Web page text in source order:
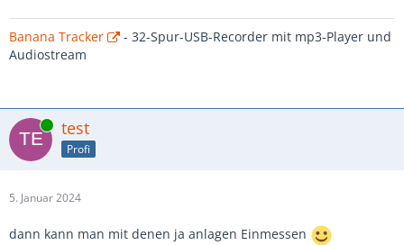
Banana Tracker
- 32-Spur-USB-Recorder mit mp3-Player und
Audiostream
Online test
Profi
5. Januar 2024
dann kann man mit denen ja anlagen Einmessen